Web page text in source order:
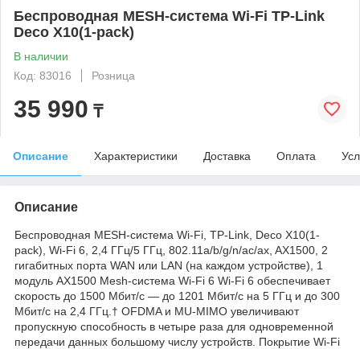
Беспроводная MESH-система Wi-Fi TP-Link
Deco X10(1-pack)
В наличии
Код: 83016
Розница
35 990 ₸
Описание Характеристики Доставка Оплата
Описание
Беспроводная MESH-система Wi-Fi, TP-Link, Deco X10(1-
pack), Wi-Fi 6, 2,4 ГГц/5 ГГц, 802.11a/b/g/n/ac/ax, AX1500, 2
гигабитных порта WAN или LAN (на каждом устройстве), 1
модуль AX1500 Mesh-система Wi-Fi 6 Wi-Fi 6 обеспечивает
скорость до 1500 Мбит/с — до 1201 Мбит/с на 5 ГГц и до 300
Мбит/с на 2,4 ГГц.† OFDMA и MU-MIMO увеличивают
пропускную способность в четыре раза для одновременной
передачи данных большому числу устройств. Покрытие Wi-Fi